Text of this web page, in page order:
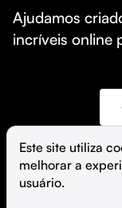
Ajudamos
incríveis online
©️ Hubla
Este site utiliza
melhorar a
usuário.